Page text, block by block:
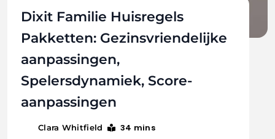
Dixit Familie Huisregels
Pakketten: Gezinsvriendelijke
aanpassingen,
Spelersdynamiek, Score-
aanpassingen
Clara Whitfield 34 mins